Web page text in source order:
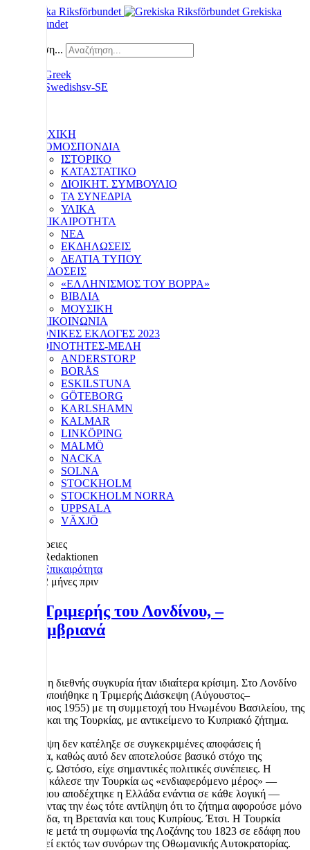
Grekiska
Riksförbundet
Αναζήτηση...
ΑΡΧΙΚΗ
Η ΟΜΟΣΠΟΝΔΙΑ
ΙΣΤΟΡΙΚΟ
ΚΑΤΑΣΤΑΤΙΚΟ
ΔΙΟΙΚΗΤ. ΣΥΜΒΟΥΛΙΟ
ΤΑ ΣΥΝΕΔΡΙΑ
ΥΛΙΚΑ
ΕΠΙΚΑΙΡΟΤΗΤΑ
ΝΕΑ
ΕΚΔΗΛΩΣΕΙΣ
ΔΕΛΤΙΑ ΤΥΠΟΥ
ΕΚΔΟΣΕΙΣ
«ΕΛΛΗΝΙΣΜΟΣ ΤΟΥ ΒΟΡΡΑ»
ΒΙΒΛΙΑ
ΜΟΥΣΙΚΗ
ΕΠΙΚΟΙΝΩΝΙΑ
ΕΘΝΙΚΕΣ ΕΚΛΟΓΕΣ 2023
ΚΟΙΝΟΤΗΤΕΣ-ΜΕΛΗ
ANDERSTORP
BORÅS
ESKILSTUNA
GÖTEBORG
KARLSHAMN
KALMAR
LINKÖPING
MALMÖ
NACKA
SOLNA
STOCKHOLM
STOCKHOLM NORRA
UPPSALA
VÄXJÖ
Λεπτομέρειες
Redaktionen
Επικαιρότητα
2 μήνες πριν
1955 Τριμερής του Λονδίνου, –
Σεπτεμβριανά
Το 1955, η διεθνής συγκυρία ήταν ιδιαίτερα κρίσιμη. Στο Λονδίνο
πραγματοποιήθηκε η Τριμερής Διάσκεψη (Αύγουστος–
Σεπτέμβριος 1955) με τη συμμετοχή του Ηνωμένου Βασιλείου, της
Ελλάδας και της Τουρκίας, με αντικείμενο το Κυπριακό ζήτημα.
Η διάσκεψη δεν κατέληξε σε συγκεκριμένες αποφάσεις ή
συμφωνία, καθώς αυτό δεν αποτελούσε βασικό στόχο της
Βρετανίας. Ωστόσο, είχε σημαντικές πολιτικές συνέπειες. Η
Βρετανία κάλεσε την Τουρκία ως «ενδιαφερόμενο μέρος» —
επιλογή που αποδέχτηκε η Ελλάδα ενάντια σε κάθε λογική —
ανατρέποντας την έως τότε αντίληψη ότι το ζήτημα αφορούσε μόνο
την Ελλάδα, τη Βρετανία και τους Κυπρίους. Έτσι. Η Τουρκία
επέστρεψε μετά τη συμφωνία της Λοζάνης του 1823 σε εδάφη που
είχαν τεθεί εκτός των συνόρων της Οθωμανικής Αυτοκρατορίας.